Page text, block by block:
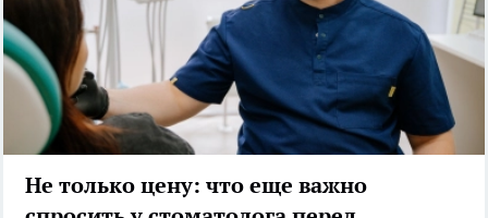
Не только цену: что еще важно